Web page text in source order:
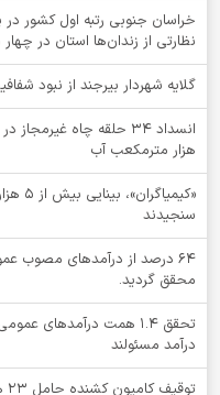
نظارتی از زندان‌ها استان در چهار
گلایه شهردار بیرجند از نبود
هزار مترمکعب آب
سنجیدند
64 درصد از درآمدهای مصوب
محقق گردید.
تحقق ۱.۴ همت درآمدهای
درآمد مسئولند
توقيف کامیون کشنده حامل 23 هزار لیتر گاز مایع قاچاق در نهبندان